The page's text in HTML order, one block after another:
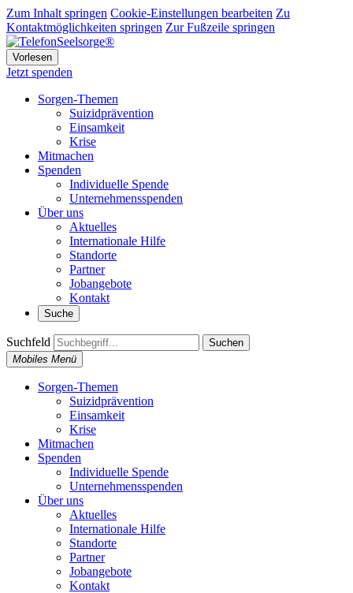
Zum Inhalt springen Cookie-Einstellungen bearbeiten Zu
Kontaktmöglichkeiten springen Zur Fußzeile springen
Vorlesen
Jetzt spenden
Sorgen-Themen
Suizidprävention
Einsamkeit
Krise
Mitmachen
Spenden
Individuelle Spende
Unternehmensspenden
Über uns
Aktuelles
Internationale Hilfe
Standorte
Partner
Jobangebote
Kontakt
Suche
Suchfeld
Suchen
Mobiles Menü
Sorgen-Themen
Suizidprävention
Einsamkeit
Krise
Mitmachen
Spenden
Individuelle Spende
Unternehmensspenden
Über uns
Aktuelles
Internationale Hilfe
Standorte
Partner
Jobangebote
Kontakt